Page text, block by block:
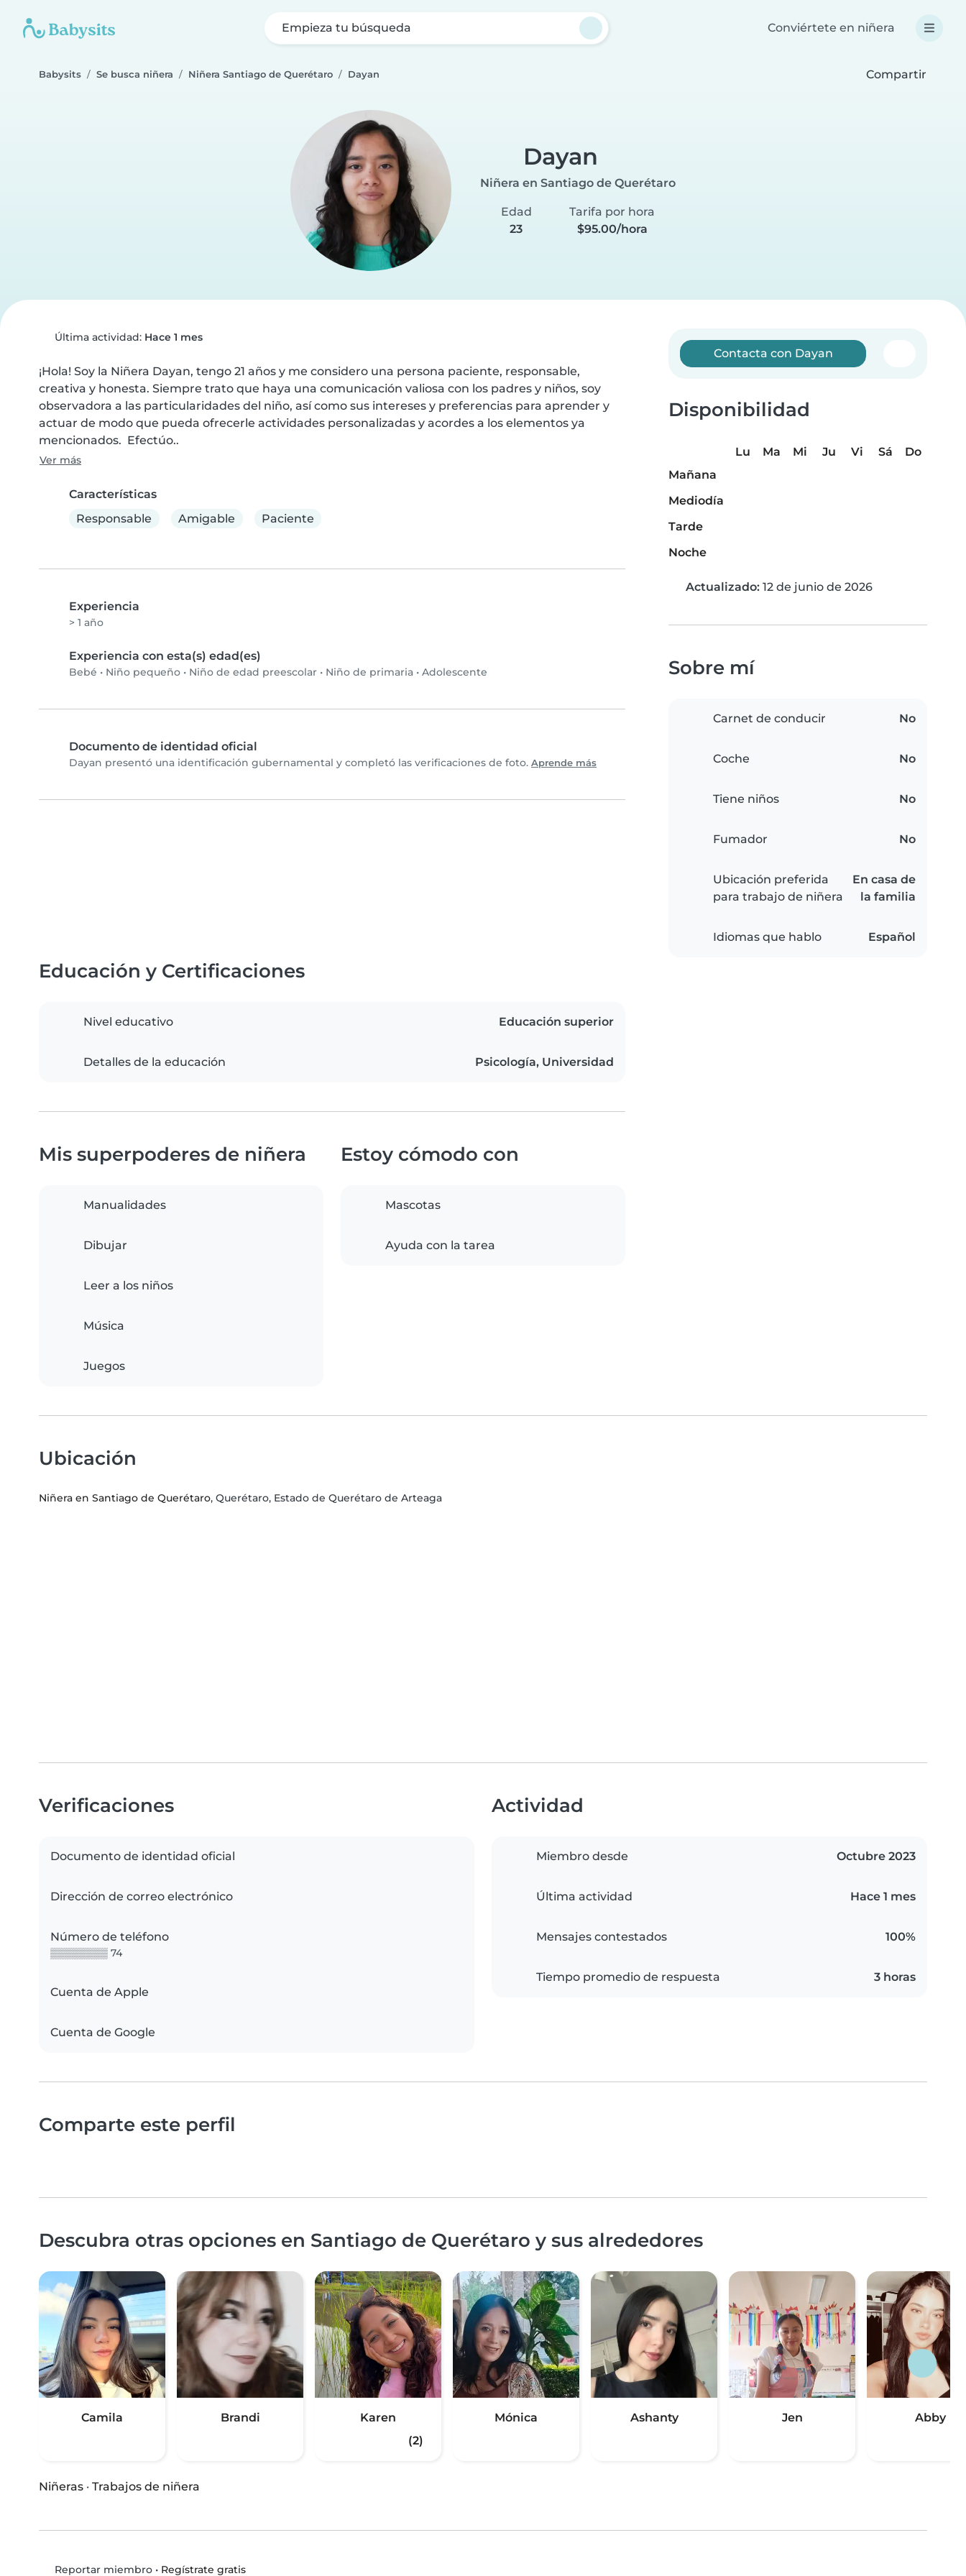
Empieza tu búsqueda Conviértete en niñera
Babysits Se busca niñera Niñera Santiago de Querétaro Dayan Compartir
Dayan
Niñera en Santiago de Querétaro
Edad
23
Tarifa por hora
$95.00/hora
Última actividad: Hace 1 mes
¡Hola! Soy la Niñera Dayan, tengo 21 años y me considero una persona paciente, responsable,
creativa y honesta. Siempre trato que haya una comunicación valiosa con los padres y niños, soy
observadora a las particularidades del niño, así como sus intereses y preferencias para aprender y
actuar de modo que pueda ofrecerle actividades personalizadas y acordes a los elementos ya
mencionados.  Efectúo..
Ver más
Características
Responsable
Amigable Paciente
Experiencia
> 1 año
Experiencia con esta(s) edad(es)
Bebé • Niño pequeño • Niño de edad preescolar • Niño de primaria • Adolescente
Documento de identidad oficial
Dayan presentó una identificación gubernamental y completó las verificaciones de foto. Aprende más
Contacta con Dayan
Disponibilidad
Lu Ma Mi Ju Vi Sá
Do
Mañana
Mediodía
Tarde
Noche
Actualizado: 12 de junio de 2026
Sobre mí
Carnet de conducir No
Coche No
Tiene niños No
Fumador No
Ubicación preferida
para trabajo de niñera
En casa de
la familia
Idiomas que hablo Español
Educación y Certificaciones
Nivel educativo Educación superior
Detalles de la educación Psicología, Universidad
Mis superpoderes de niñera
Manualidades
Dibujar
Leer a los niños
Música
Juegos
Estoy cómodo con
Mascotas
Ayuda con la tarea
Ubicación
Niñera en Santiago de Querétaro, Querétaro, Estado de Querétaro de Arteaga
Verificaciones
Documento de identidad oficial
Dirección de correo electrónico
Número de teléfono
▒▒▒▒▒▒▒▒ 74
Cuenta de Apple
Cuenta de Google
Actividad
Miembro desde Octubre 2023
Última actividad Hace 1 mes
Mensajes contestados 100%
Tiempo promedio de respuesta 3 horas
Comparte este perfil
Descubra otras opciones en Santiago de Querétaro y sus alrededores
Camila Brandi
Karen
(2)
Mónica Ashanty Jen Abby
Niñeras · Trabajos de niñera
Reportar miembro• Regístrate gratis